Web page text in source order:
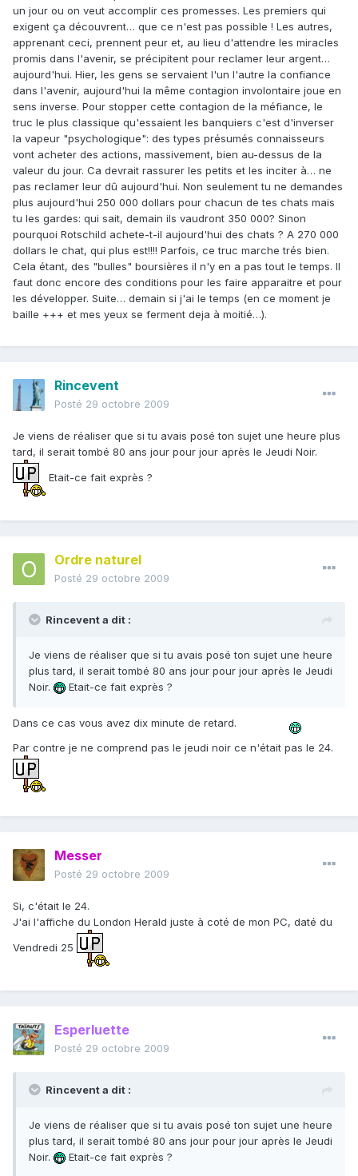
un jour ou on veut accomplir ces promesses. Les premiers qui
exigent ça découvrent… que ce n'est pas possible ! Les autres,
apprenant ceci, prennent peur et, au lieu d'attendre les miracles
promis dans l'avenir, se précipitent pour reclamer leur argent…
aujourd'hui. Hier, les gens se servaient l'un l'autre la confiance
dans l'avenir, aujourd'hui la même contagion involontaire joue en
sens inverse. Pour stopper cette contagion de la méfiance, le
truc le plus classique qu'essaient les banquiers c'est d'inverser
la vapeur "psychologique": des types présumés connaisseurs
vont acheter des actions, massivement, bien au-dessus de la
valeur du jour. Ca devrait rassurer les petits et les inciter à… ne
pas reclamer leur dû aujourd'hui. Non seulement tu ne demandes
plus aujourd'hui 250 000 dollars pour chacun de tes chats mais
tu les gardes: qui sait, demain ils vaudront 350 000? Sinon
pourquoi Rotschild achete-t-il aujourd'hui des chats ? A 270 000
dollars le chat, qui plus est!!!! Parfois, ce truc marche trés bien.
Cela étant, des "bulles" boursières il n'y en a pas tout le temps. Il
faut donc encore des conditions pour les faire apparaitre et pour
les développer. Suite… demain si j'ai le temps (en ce moment je
baille +++ et mes yeux se ferment deja à moitié…).
Rincevent
Posté 29 octobre 2009
Je viens de réaliser que si tu avais posé ton sujet une heure plus
tard, il serait tombé 80 ans jour pour jour après le Jeudi Noir.
Etait-ce fait exprès ?
Ordre naturel
Posté 29 octobre 2009
Rincevent a dit :
Je viens de réaliser que si tu avais posé ton sujet une heure
plus tard, il serait tombé 80 ans jour pour jour après le Jeudi
Noir.
Etait-ce fait exprès ?
Dans ce cas vous avez dix minute de retard.
Par contre je ne comprend pas le jeudi noir ce n'était pas le 24.
Messer
Posté 29 octobre 2009
Si, c'était le 24.
J'ai l'affiche du London Herald juste à coté de mon PC, daté du
Vendredi 25
Esperluette
Posté 29 octobre 2009
Rincevent a dit :
Je viens de réaliser que si tu avais posé ton sujet une heure
plus tard, il serait tombé 80 ans jour pour jour après le Jeudi
Noir.
Etait-ce fait exprès ?